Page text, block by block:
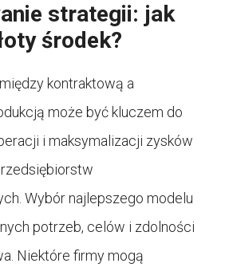
strategii: jak
środek?
kontraktową a
może być kluczem do
i maksymalizacji zysków
Wybór najlepszego modelu
potrzeb, celów i zdolności
Niektóre firmy mogą